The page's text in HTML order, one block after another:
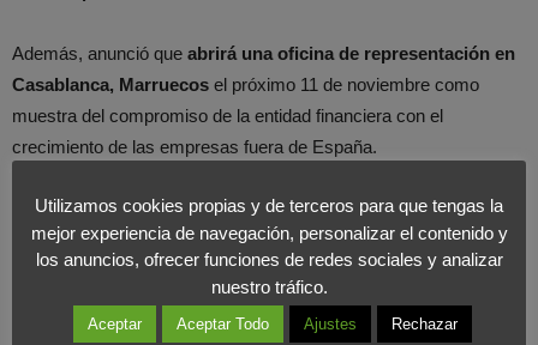
Además, anunció que abrirá una oficina de representación en
Casablanca, Marruecos el próximo 11 de noviembre como
muestra del compromiso de la entidad financiera con el
crecimiento de las empresas fuera de España.
Desde el Foro Internacional de Marketing apoyamos las
declaraciones de Ángel Ron, creemos en la figura del
emprendedor como una pieza necesaria del puzzle empresarial
de cualquier país, pero muchas veces los sueños de estas
personas se ven truncados por la gran cantidad de trámites que
Utilizamos cookies propias y de terceros para que tengas la
mejor experiencia de navegación, personalizar el contenido y
los anuncios, ofrecer funciones de redes sociales y analizar
nuestro tráfico.
Aceptar Aceptar Todo Ajustes Rechazar